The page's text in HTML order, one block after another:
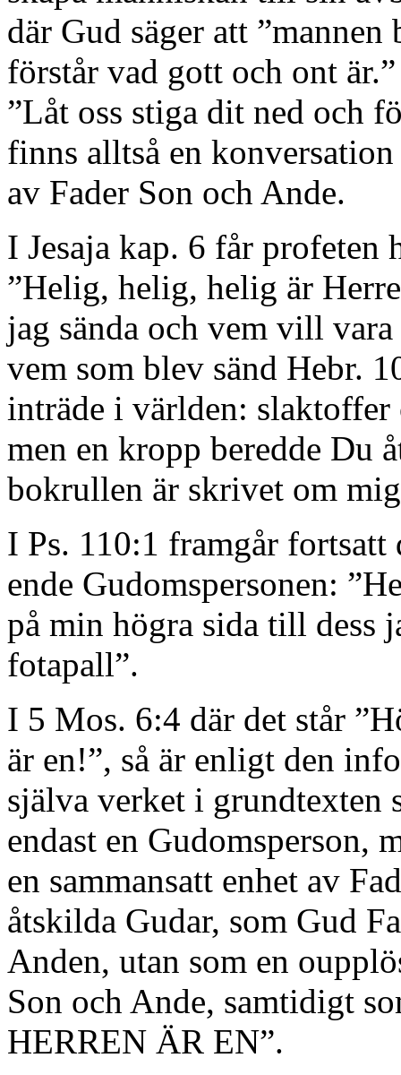
där Gud säger att
förstår vad gott och ont
”Låt oss stiga dit ned och
finns alltså en
av Fader Son och Ande.
I Jesaja kap. 6 får profeten
”Helig, helig, helig är
jag sända och vem vill
vem som blev sänd Hebr.
inträde i världen:
men en kropp beredde Du
bokrullen är skrivet om
I Ps. 110:1 framgår fortsatt
ende Gudomspersonen:
på min högra sida till dess
fotapall”.
I 5 Mos. 6:4 där det står
är en!”, så är enligt den
själva verket i grundtexten
endast en Gudomsperson,
en sammansatt enhet av
åtskilda Gudar, som Gud
Anden, utan som en
Son och Ande, samtidigt
HERREN ÄR EN”.